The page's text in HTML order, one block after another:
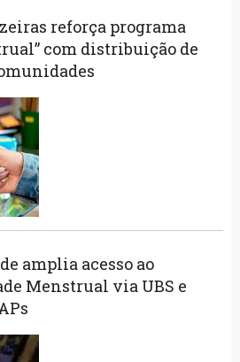
reforça programa
com distribuição de
amplia acesso ao
Menstrual via UBS e